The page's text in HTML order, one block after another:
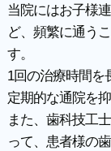
当院にはお子様
ど、頻繁に通う
す。
1回の治療時間を
定期的な通院を
また、歯科技工
って、患者様の